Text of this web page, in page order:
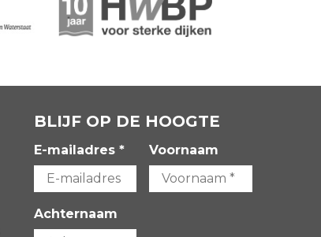
BLIJF OP DE HOOGTE
E-mailadres * Voornaam
Achternaam